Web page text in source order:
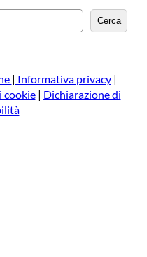
Cerca
| Informativa privacy|
cookie| Dichiarazione di